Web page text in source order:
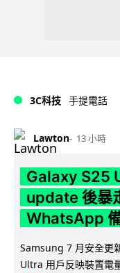
3C科技 手提電話
Lawton 13 小時
Galaxy S25
update 後暴
WhatsApp
Samsung 7 月安全更
Ultra 用戶反映裝置電